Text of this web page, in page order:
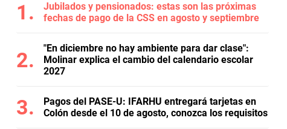
Jubilados y pensionados: estas son las próximas
fechas de pago de la CSS en agosto y septiembre
"En diciembre no hay ambiente para dar clase":
Molinar explica el cambio del calendario escolar
2027
Pagos del PASE-U: IFARHU entregará tarjetas en
Colón desde el 10 de agosto, conozca los requisitos